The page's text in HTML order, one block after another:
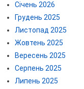
Січень 2026
Грудень 2025
Листопад 2025
Жовтень 2025
Вересень 2025
Серпень 2025
Липень 2025